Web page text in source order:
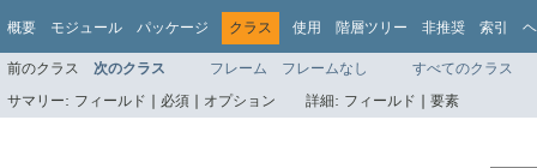
概要 モジュール パッケージ クラス 使用 階層ツリー 非推奨 索引
前のクラス 次のクラス フレーム フレームなし
すべてのクラス
サマリー: フィールド | 必須 | オプション 詳細: フィールド | 要素